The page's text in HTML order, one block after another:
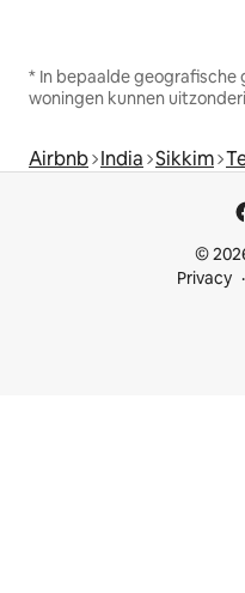
* In bepaalde geografische
woningen kunnen
Airbnb India Sikkim
©
Privacy